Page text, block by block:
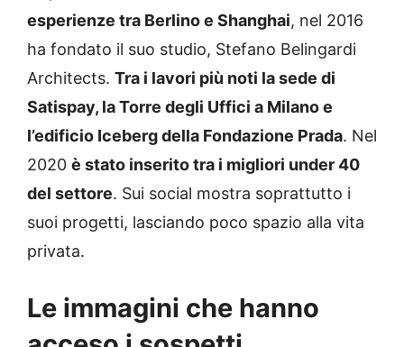
esperienze tra Berlino e Shanghai, nel 2016
ha fondato il suo studio, Stefano Belingardi
Architects. Tra i lavori più noti la sede di
Satispay, la Torre degli Uffici a Milano e
l’edificio Iceberg della Fondazione Prada. Nel
2020 è stato inserito tra i migliori under 40
del settore. Sui social mostra soprattutto i
suoi progetti, lasciando poco spazio alla vita
privata.
Le immagini che hanno